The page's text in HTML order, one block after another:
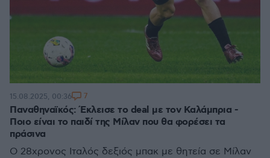
Παναθηναϊκός: Έκλεισε το deal με τον Καλάμπρια -
Ποιο είναι το παιδί της Μίλαν που θα φορέσει τα
πράσινα
Ο 28χρονος Ιταλός δεξιός μπακ με θητεία σε Μίλαν
15.08.2025, 00:36 7